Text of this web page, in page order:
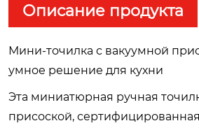
Описание продукта
Мини-точилка с вакуумной
умное решение для кухни
Эта миниатюрная ручная
присоской,